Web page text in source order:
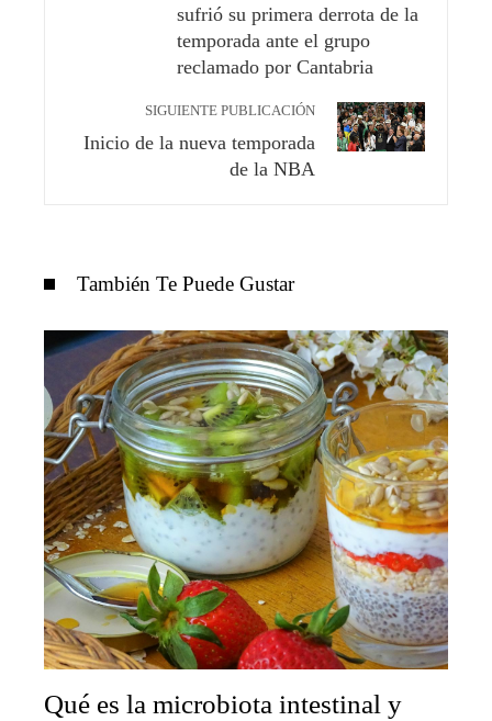
sufrió su primera derrota de la
temporada ante el grupo
reclamado por Cantabria
SIGUIENTE PUBLICACIÓN
Inicio de la nueva temporada
de la NBA
También Te Puede Gustar
Qué es la microbiota intestinal y